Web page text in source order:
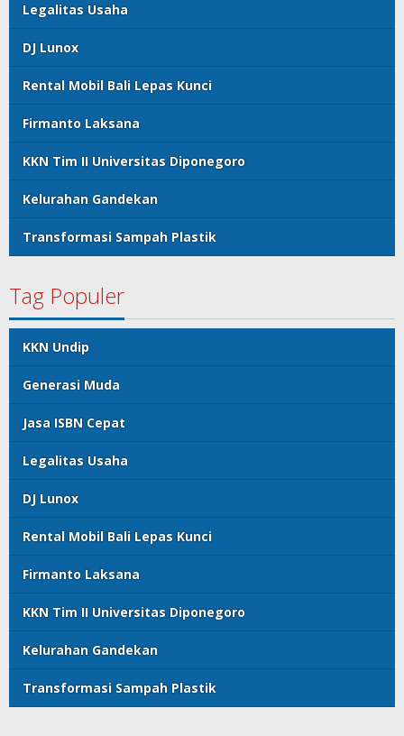
Legalitas Usaha
DJ Lunox
Rental Mobil Bali Lepas Kunci
Firmanto Laksana
KKN Tim II Universitas Diponegoro
Kelurahan Gandekan
Transformasi Sampah Plastik
Tag Populer
KKN Undip
Generasi Muda
Jasa ISBN Cepat
Legalitas Usaha
DJ Lunox
Rental Mobil Bali Lepas Kunci
Firmanto Laksana
KKN Tim II Universitas Diponegoro
Kelurahan Gandekan
Transformasi Sampah Plastik